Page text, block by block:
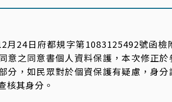
月24日府都規字第1083125492號函
意之同意書個人資料保護，本次修正
分，如民眾對於個資保護有疑慮，身
核其身分。